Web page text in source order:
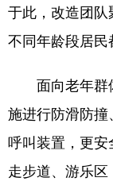
于此，改造团
不同年龄段居民
面向老年群
施进行防滑防
呼叫装置，更
走步道、游乐